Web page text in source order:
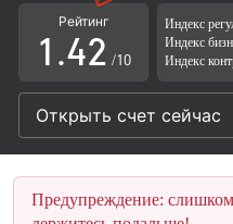
Высокие
Рейтинг
1
2
3
4
.4
5
6
7
2
3
4
5
/10
Индекс
Открыть счет сейчас
Предупреждение: